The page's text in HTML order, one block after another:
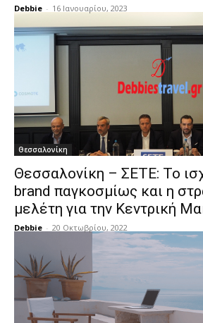
Debbie - 16 Ιανουαρίου, 2023
Θεσσαλονίκη
Θεσσαλονίκη – ΣΕΤΕ: Το
brand παγκοσμίως και η
μελέτη για την Κεντρική
Debbie - 20 Οκτωβρίου, 2022